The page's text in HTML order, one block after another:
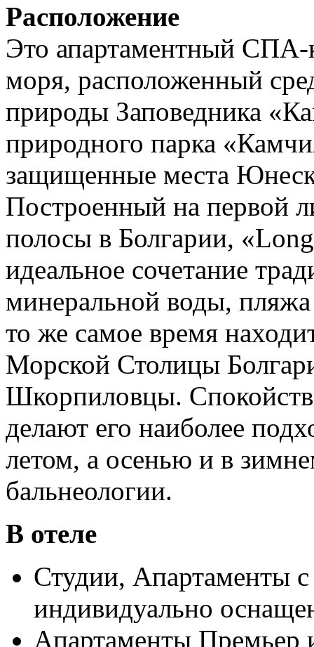
Расположение
Это апартаментный СПА-
моря, расположенный
природы Заповедника
природного парка
защищенные места
Построенный на первой
полосы в Болгарии,
идеальное сочетание
минеральной воды,
то же самое время
Морской Столицы
Шкорпиловцы.
делают его наиболее
летом, а осенью и в
бальнеологии.
В отеле
Студии, Апартаменты
индивидуально
Апартаменты Премьер